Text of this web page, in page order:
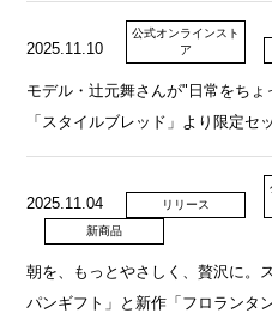
2025.11.10
公式オンラインスト
ア
モデル・辻元舞さんが"日常をちょ
「スタイルブレッド」より限定セ
2025.11.04 リリース
新商品
朝を、もっとやさしく、贅沢に。
パンギフト」と新作「フロランタ